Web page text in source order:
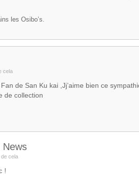
les Osibo’s.
cela
de San Ku kai ,Jj’aime bien ce
de collection
News
de cela
!